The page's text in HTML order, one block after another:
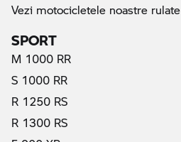
Vezi motocicletele noastre rulate
SPORT
M 1000 RR
S 1000 RR
R 1250 RS
R 1300 RS